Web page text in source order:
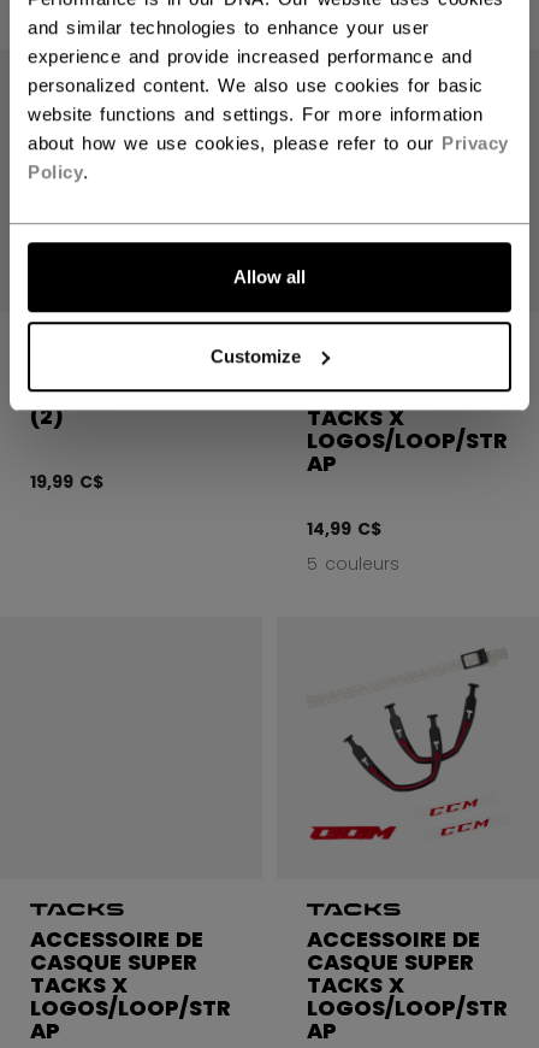
and similar technologies to enhance your user
experience and provide increased performance and
personalized content. We also use cookies for basic
website functions and settings. For more information
about how we use cookies, please refer to our Privacy
Policy.
Allow all
Customize
ALLONS-Y !
ABSORBANTS DE
REMPLACEMENT
(2)
19,99 C$
ACCESSOIRE DE
CASQUE SUPER
TACKS X
LOGOS/LOOP/STR
AP
14,99 C$
5 couleurs
ACCESSOIRE DE
CASQUE SUPER
TACKS X
LOGOS/LOOP/STR
AP
ACCESSOIRE DE
CASQUE SUPER
TACKS X
LOGOS/LOOP/STR
AP